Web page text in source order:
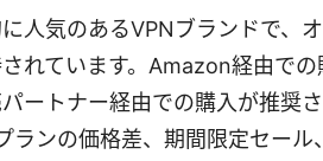
人気のあるVPNブランドで、
れています。Amazon経由で
ートナー経由での購入が推奨さ
ンの価格差、期間限定セール